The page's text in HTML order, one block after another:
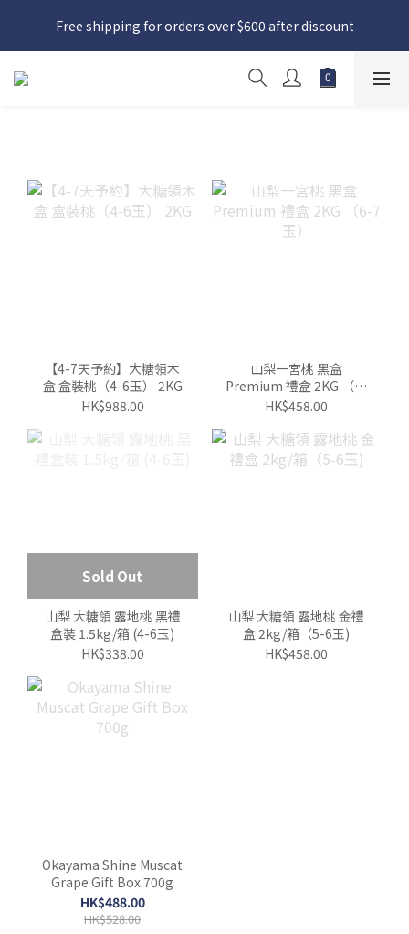
日本接近假期，貨源較不穩定；如想在 8 月 11 日至 8 月 15 日收
貨，請務必於 8 月 10 日前落單
Free shipping for orders over $600 after discount
日本接近假期，貨源較不穩定；如想在 8 月 11 日至 8 月 15 日收
貨，請務必於 8 月 10 日前落單
【4-7天予約】大糖領木
盒 盒裝桃（4-6玉） 2KG
HK$988.00
山梨一宮桃 黑盒
Premium 禮盒 2KG （6-
7玉）
HK$458.00
Sold Out
山梨 大糖領 露地桃 黑禮
盒裝 1.5kg/箱 (4-6玉)
HK$338.00
山梨 大糖領 露地桃 金禮
盒 2kg/箱（5-6玉)
HK$458.00
Okayama Shine Muscat
Grape Gift Box 700g
HK$488.00
HK$528.00